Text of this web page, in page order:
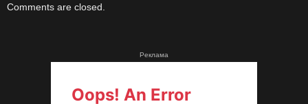
Comments are closed.
Реклама